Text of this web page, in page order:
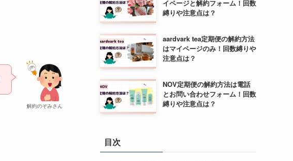
解約のぞみさん
イページと解約フォーム！回数
縛りや注意点は？
aardvark tea定期便の解約方法
はマイページのみ！回数縛りや
注意点は？
NOV定期便の解約方法は電話
とお問い合わせフォーム！回数
縛りや注意点は？
目次